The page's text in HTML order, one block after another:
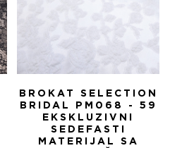
BROKAT SELECTION
BRIDAL PM068 - 59
EKSKLUZIVNI
SEDEFASTI
MATERIJAL SA